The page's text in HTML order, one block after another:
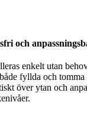
och
enkelt utan
fyllda och tomma
över ytan och